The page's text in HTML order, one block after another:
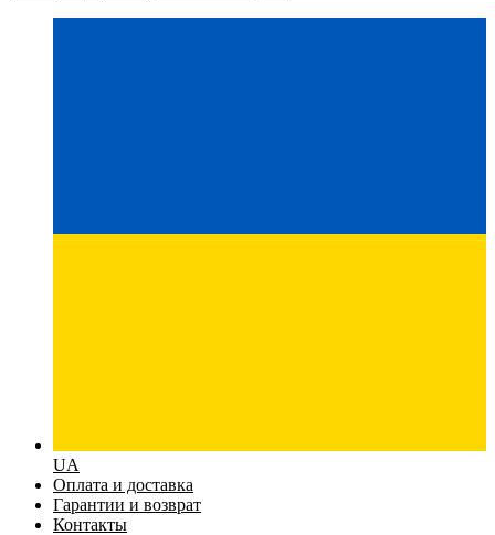
UA
Оплата и доставка
Гарантии и возврат
Контакты